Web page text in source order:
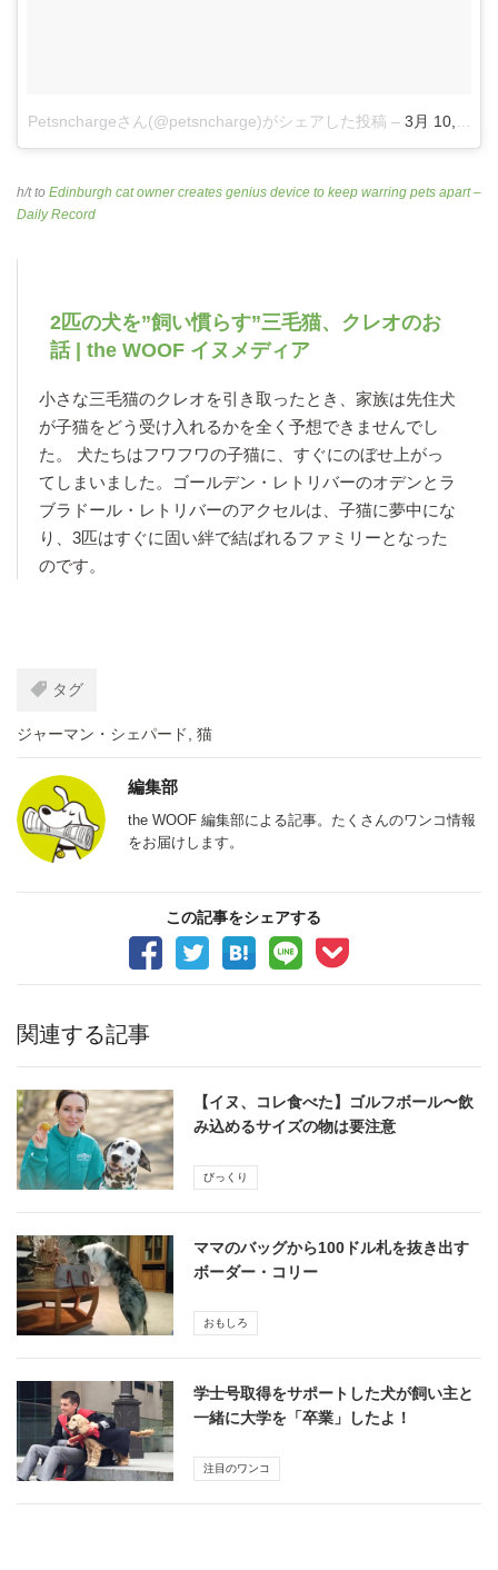
Petsnchargeさん(@petsncharge)がシェアした投稿 – 3月 10,
h/t to Edinburgh cat owner creates genius device to keep warring pets apart –
Daily Record
2匹の犬を”飼い慣らす”三毛猫、クレオのお
話 | the WOOF イヌメディア
小さな三毛猫のクレオを引き取ったとき、家族は先住犬
が子猫をどう受け入れるかを全く予想できませんでし
た。 犬たちはフワフワの子猫に、すぐにのぼせ上がっ
てしまいました。ゴールデン・レトリバーのオデンとラ
ブラドール・レトリバーのアクセルは、子猫に夢中にな
り、3匹はすぐに固い絆で結ばれるファミリーとなった
のです。
タグ
ジャーマン・シェパード, 猫
編集部
the WOOF 編集部による記事。たくさんのワンコ情報
をお届けします。
この記事をシェアする
関連する記事
【イヌ、コレ食べた】ゴルフボール〜飲
み込めるサイズの物は要注意
びっくり
ママのバッグから100ドル札を抜き出す
ボーダー・コリー
おもしろ
学士号取得をサポートした犬が飼い主と
一緒に大学を「卒業」したよ！
注目のワンコ